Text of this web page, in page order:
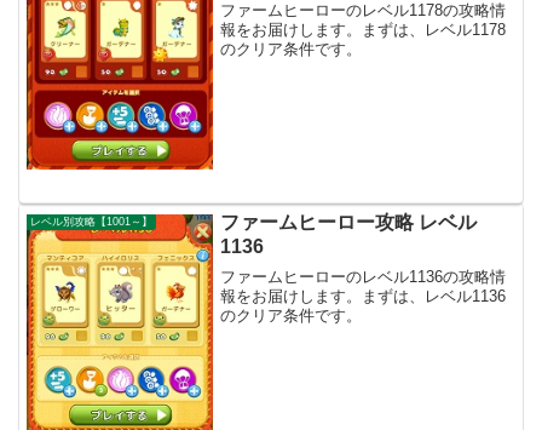
ファームヒーローのレベル1178の攻略情
報をお届けします。まずは、レベル1178
のクリア条件です。
レベル別攻略【1001～】
ファームヒーロー攻略 レベル
1136
ファームヒーローのレベル1136の攻略情
報をお届けします。まずは、レベル1136
のクリア条件です。